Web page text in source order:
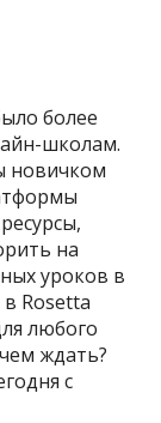
более
школам.
новичком
на
уроков в
Rosetta
любого
ждать?
с